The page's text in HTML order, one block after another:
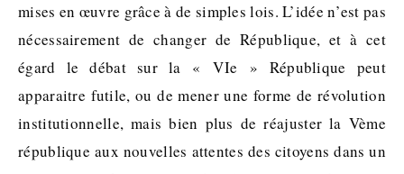
mises en œuvre grâce à de simples lois. L’idée n’est pas
nécessairement de changer de République, et à cet
égard le débat sur la « VIe » République peut
apparaitre futile, ou de mener une forme de révolution
institutionnelle, mais bien plus de réajuster la Vème
république aux nouvelles attentes des citoyens dans un